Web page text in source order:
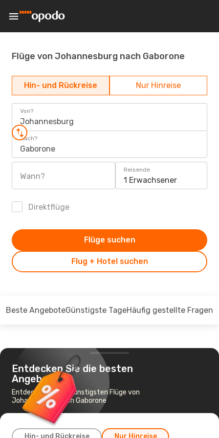
Flüge von Johannesburg nach Gaborone
Hin- und Rückreise Nur Hinreise
Von?
Johannesburg
Nach?
Gaborone
Wann?
Reisende
1 Erwachsener
Direktflüge
Flug + Hotel suchen
Flüge suchen
Beste AngeboteGünstigste TageHäufig gestellte Fragen
Entdecken Sie die besten
Angebote
Entdecken Sie die günstigsten Flüge von
Johannesburg nach Gaborone
Hin- und Rückreise Nur Hinreise